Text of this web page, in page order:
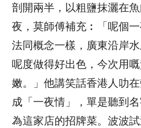
剖開兩半，以粗鹽抹灑在
夜，莫師傅補充︰「呢個
法同概念一樣，廣東沿岸水
呢度做得好出色，今次用
嫩。」他講笑話香港人叻
成「一夜情」，單是聽到
為這家店的招牌菜。波波